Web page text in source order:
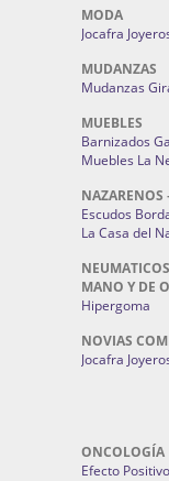
MODA
Jocafra
MUDANZAS
Mudanzas
MUEBLES
Barnizados
Muebles La
NAZARENOS
Escudos
La Casa del
MANO Y DE
Hipergoma
NOVIAS
Jocafra
ONCOLOGÍA
Efecto Positivo